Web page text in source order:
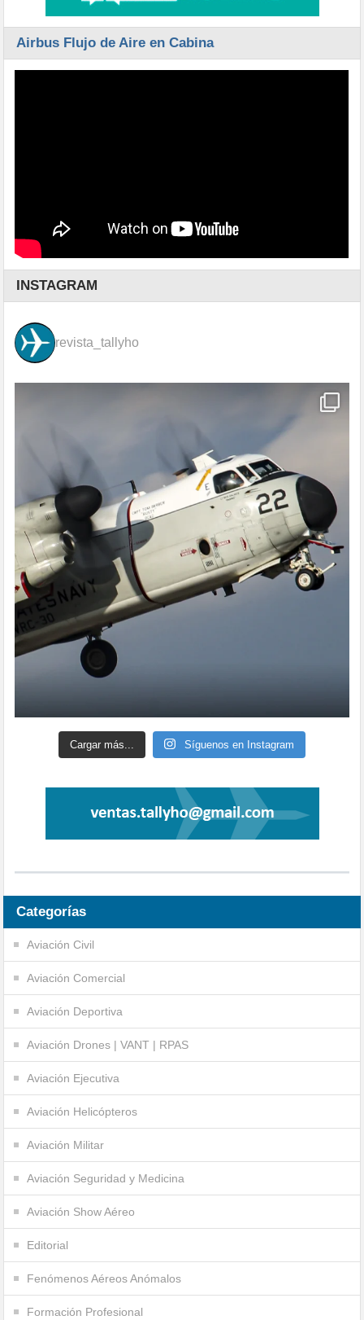
Airbus Flujo de Aire en Cabina
INSTAGRAM
revista_tallyho
Cargar más... Síguenos en Instagram
Categorías
Aviación Civil
Aviación Comercial
Aviación Deportiva
Aviación Drones | VANT | RPAS
Aviación Ejecutiva
Aviación Helicópteros
Aviación Militar
Aviación Seguridad y Medicina
Aviación Show Aéreo
Editorial
Fenómenos Aéreos Anómalos
Formación Profesional